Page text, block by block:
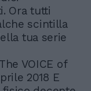
Ora tutti
scintilla
tua serie
VOICE of
2018 E